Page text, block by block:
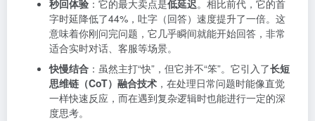
秒回体验 ：它的最大卖点是低延迟。相比前代，它的首
字时延降低了44%，吐字（回答）速度提升了一倍。这
意味着你刚问完问题，它几乎瞬间就能开始回答，非常
适合实时对话、客服等场景。
快慢结合 ：虽然主打“快”，但它并不“笨”。它引入了长短
思维链（CoT）融合技术 ，在处理日常问题时能像直觉
一样快速反应，而在遇到复杂逻辑时也能进行一定的深
度思考。